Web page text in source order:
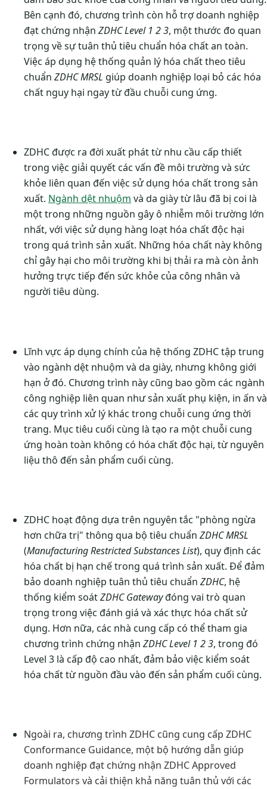
Bên cạnh đó, chương trình còn hỗ trợ doanh nghiệp
đạt chứng nhận ZDHC Level 1 2 3, một thước đo quan
trọng về sự tuân thủ tiêu chuẩn hóa chất an toàn.
Việc áp dụng hệ thống quản lý hóa chất theo tiêu
chuẩn ZDHC MRSL giúp doanh nghiệp loại bỏ các hóa
chất nguy hại ngay từ đầu chuỗi cung ứng.
ZDHC được ra đời xuất phát từ nhu cầu cấp thiết
trong việc giải quyết các vấn đề môi trường và sức
khỏe liên quan đến việc sử dụng hóa chất trong sản
xuất. Ngành dệt nhuộm và da giày từ lâu đã bị coi là
một trong những nguồn gây ô nhiễm môi trường lớn
nhất, với việc sử dụng hàng loạt hóa chất độc hại
trong quá trình sản xuất. Những hóa chất này không
chỉ gây hại cho môi trường khi bị thải ra mà còn ảnh
hưởng trực tiếp đến sức khỏe của công nhân và
người tiêu dùng.
Lĩnh vực áp dụng chính của hệ thống ZDHC tập trung
vào ngành dệt nhuộm và da giày, nhưng không giới
hạn ở đó. Chương trình này cũng bao gồm các ngành
công nghiệp liên quan như sản xuất phụ kiện, in ấn và
các quy trình xử lý khác trong chuỗi cung ứng thời
trang. Mục tiêu cuối cùng là tạo ra một chuỗi cung
ứng hoàn toàn không có hóa chất độc hại, từ nguyên
liệu thô đến sản phẩm cuối cùng.
ZDHC hoạt động dựa trên nguyên tắc "phòng ngừa
hơn chữa trị" thông qua bộ tiêu chuẩn ZDHC MRSL
(Manufacturing Restricted Substances List), quy định các
hóa chất bị hạn chế trong quá trình sản xuất. Để đảm
bảo doanh nghiệp tuân thủ tiêu chuẩn ZDHC, hệ
thống kiểm soátZDHC Gatewayđóng vai trò quan
trọng trong việc đánh giá và xác thực hóa chất sử
dụng. Hơn nữa, các nhà cung cấp có thể tham gia
chương trình chứng nhận ZDHC Level 1 2 3, trong đó
Level 3 là cấp độ cao nhất, đảm bảo việc kiểm soát
hóa chất từ nguồn đầu vào đến sản phẩm cuối cùng.
Ngoài ra, chương trình ZDHC cũng cung cấp ZDHC
Conformance Guidance, một bộ hướng dẫn giúp
doanh nghiệp đạt chứng nhận ZDHC Approved
Formulators và cải thiện khả năng tuân thủ với các